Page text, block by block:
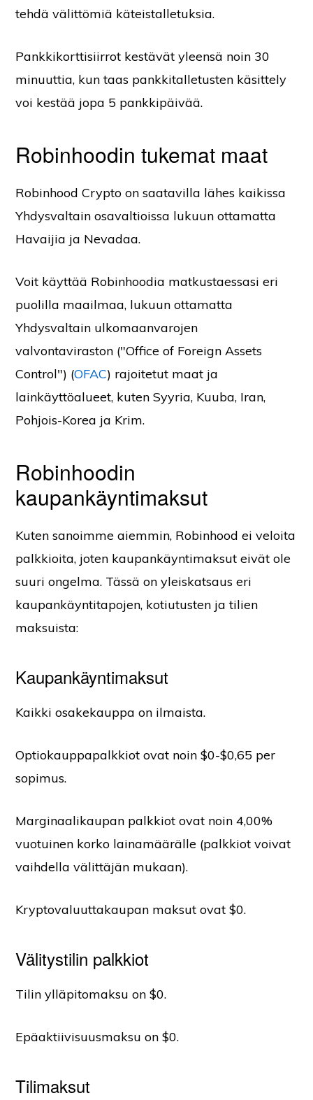
tehdä välittömiä käteistalletuksia.
Pankkikorttisiirrot kestävät yleensä noin 30
minuuttia, kun taas pankkitalletusten käsittely
voi kestää jopa 5 pankkipäivää.
Robinhoodin tukemat maat
Robinhood Crypto on saatavilla lähes kaikissa
Yhdysvaltain osavaltioissa lukuun ottamatta
Havaijia ja Nevadaa.
Voit käyttää Robinhoodia matkustaessasi eri
puolilla maailmaa, lukuun ottamatta
Yhdysvaltain ulkomaanvarojen
valvontaviraston ("Office of Foreign Assets
Control") (OFAC) rajoitetut maat ja
lainkäyttöalueet, kuten Syyria, Kuuba, Iran,
Pohjois-Korea ja Krim.
Robinhoodin
kaupankäyntimaksut
Kuten sanoimme aiemmin, Robinhood ei veloita
palkkioita, joten kaupankäyntimaksut eivät ole
suuri ongelma. Tässä on yleiskatsaus eri
kaupankäyntitapojen, kotiutusten ja tilien
maksuista:
Kaupankäyntimaksut
Kaikki osakekauppa on ilmaista.
Optiokauppapalkkiot ovat noin $0-$0,65 per
sopimus.
Marginaalikaupan palkkiot ovat noin 4,00%
vuotuinen korko lainamäärälle (palkkiot voivat
vaihdella välittäjän mukaan).
Kryptovaluuttakaupan maksut ovat $0.
Välitystilin palkkiot
Tilin ylläpitomaksu on $0.
Epäaktiivisuusmaksu on $0.
Tilimaksut